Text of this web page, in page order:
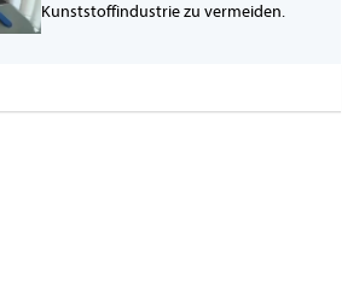
Kunststoffindustrie zu vermeiden.